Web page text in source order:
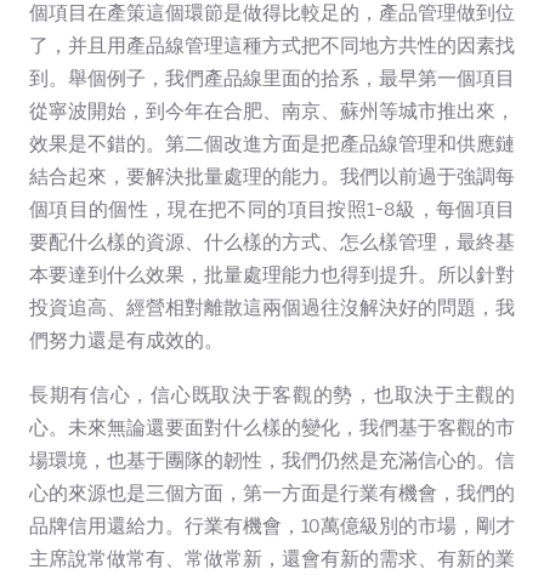
個項目在產策這個環節是做得比較足的，產品管理做到位
了，并且用產品線管理這種方式把不同地方共性的因素找
到。舉個例子，我們產品線里面的拾系，最早第一個項目
從寧波開始，到今年在合肥、南京、蘇州等城市推出來，
效果是不錯的。第二個改進方面是把產品線管理和供應鏈
結合起來，要解決批量處理的能力。我們以前過于強調每
個項目的個性，現在把不同的項目按照1-8級，每個項目
要配什么樣的資源、什么樣的方式、怎么樣管理，最終基
本要達到什么效果，批量處理能力也得到提升。所以針對
投資追高、經營相對離散這兩個過往沒解決好的問題，我
們努力還是有成效的。
長期有信心，信心既取決于客觀的勢，也取決于主觀的
心。未來無論還要面對什么樣的變化，我們基于客觀的市
場環境，也基于團隊的韌性，我們仍然是充滿信心的。信
心的來源也是三個方面，第一方面是行業有機會，我們的
品牌信用還給力。行業有機會，10萬億級別的市場，剛才
主席說常做常有、常做常新，還會有新的需求、有新的業